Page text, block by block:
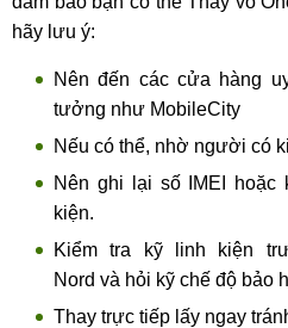
hãy lưu ý:
Nên đến các cửa hàng
tưởng như MobileCity
Nếu có thể, nhờ người có
Nên ghi lại số IMEI hoặc
kiện.
Kiểm tra kỹ linh kiện
Nord và hỏi kỹ chế độ bảo
Thay trực tiếp lấy ngay